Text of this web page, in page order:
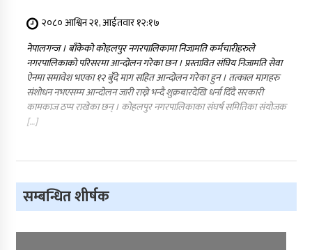
२०८० आश्विन २१, आईतवार १२:१७
नेपालगन्ज । बाँकेको कोहलपुर नगरपालिकामा निजामति कर्मचारीहरुले
नगरपालिकाको परिसरमा आन्दोलन गरेका छन । प्रस्तावित संघिय निजामति सेवा
ऐनमा समावेश भएका १२ बुँदे माग सहित आन्दोलन गरेका हुन । तत्काल मागहरु
संशोधन नभएसम्म आन्दोलन जारी राख्ने भन्दै शुक्रबारदेखि धर्ना दिँदै सरकारी
कामकाज ठप्प राखेका छन् । कोहलपुर नगरपालिकाका संघर्ष समितिका संयोजक
[…]
सम्बन्धित शीर्षक